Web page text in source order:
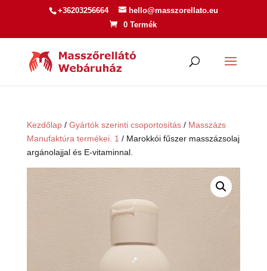
+36203256664
hello@masszorellato.eu
0 Termék
Kezdőlap/ Gyártók szerinti csoportosítás/ Masszázs
Manufaktúra termékei. 1 / Marokkói fűszer masszázsolaj
argánolajjal és E-vitaminnal.